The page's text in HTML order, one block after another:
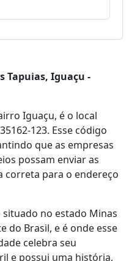
Tapuias, Iguaçu -
Iguaçu, é o local
123. Esse código
que as empresas
possam enviar as
correta para o endereço
no estado Minas
do Brasil, e é onde esse
celebra seu
e possui uma história,